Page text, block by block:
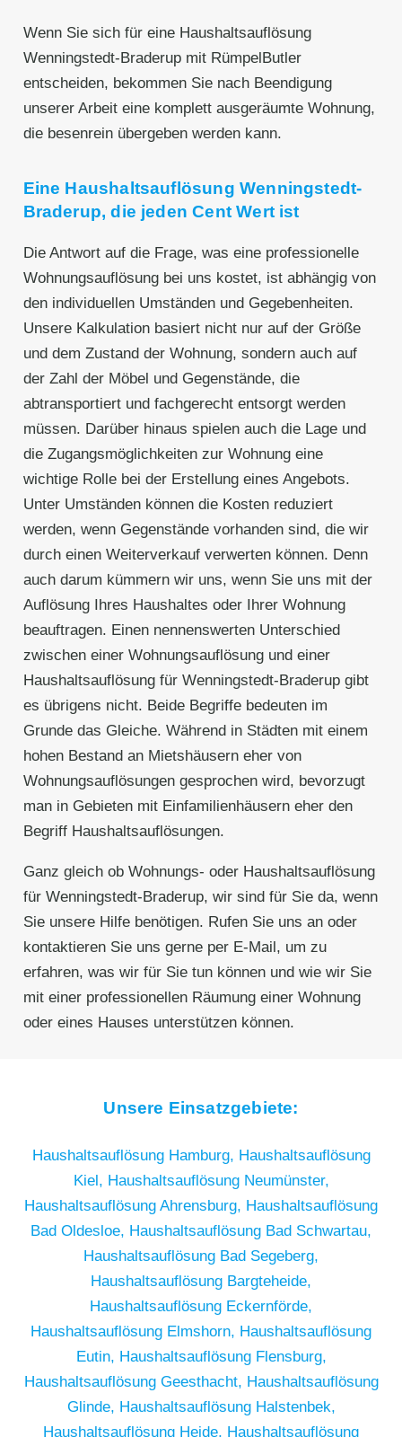
Wenn Sie sich für eine Haushaltsauflösung
Wenningstedt-Braderup mit RümpelButler
entscheiden, bekommen Sie nach Beendigung
unserer Arbeit eine komplett ausgeräumte Wohnung,
die besenrein übergeben werden kann.
Eine Haushaltsauflösung Wenningstedt-
Braderup, die jeden Cent Wert ist
Die Antwort auf die Frage, was eine professionelle
Wohnungsauflösung bei uns kostet, ist abhängig von
den individuellen Umständen und Gegebenheiten.
Unsere Kalkulation basiert nicht nur auf der Größe
und dem Zustand der Wohnung, sondern auch auf
der Zahl der Möbel und Gegenstände, die
abtransportiert und fachgerecht entsorgt werden
müssen. Darüber hinaus spielen auch die Lage und
die Zugangsmöglichkeiten zur Wohnung eine
wichtige Rolle bei der Erstellung eines Angebots.
Unter Umständen können die Kosten reduziert
werden, wenn Gegenstände vorhanden sind, die wir
durch einen Weiterverkauf verwerten können. Denn
auch darum kümmern wir uns, wenn Sie uns mit der
Auflösung Ihres Haushaltes oder Ihrer Wohnung
beauftragen. Einen nennenswerten Unterschied
zwischen einer Wohnungsauflösung und einer
Haushaltsauflösung für Wenningstedt-Braderup gibt
es übrigens nicht. Beide Begriffe bedeuten im
Grunde das Gleiche. Während in Städten mit einem
hohen Bestand an Mietshäusern eher von
Wohnungsauflösungen gesprochen wird, bevorzugt
man in Gebieten mit Einfamilienhäusern eher den
Begriff Haushaltsauflösungen.
Ganz gleich ob Wohnungs- oder Haushaltsauflösung
für Wenningstedt-Braderup, wir sind für Sie da, wenn
Sie unsere Hilfe benötigen. Rufen Sie uns an oder
kontaktieren Sie uns gerne per E-Mail, um zu
erfahren, was wir für Sie tun können und wie wir Sie
mit einer professionellen Räumung einer Wohnung
oder eines Hauses unterstützen können.
Unsere Einsatzgebiete:
Haushaltsauflösung Hamburg, Haushaltsauflösung
Kiel, Haushaltsauflösung Neumünster,
Haushaltsauflösung Ahrensburg, Haushaltsauflösung
Bad Oldesloe, Haushaltsauflösung Bad Schwartau,
Haushaltsauflösung Bad Segeberg,
Haushaltsauflösung Bargteheide,
Haushaltsauflösung Eckernförde,
Haushaltsauflösung Elmshorn, Haushaltsauflösung
Eutin, Haushaltsauflösung Flensburg,
Haushaltsauflösung Geesthacht, Haushaltsauflösung
Glinde, Haushaltsauflösung Halstenbek,
Haushaltsauflösung Heide, Haushaltsauflösung